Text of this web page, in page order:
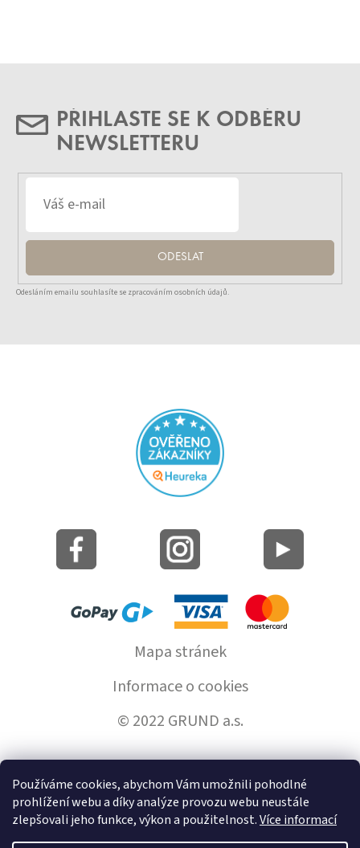
Používáme cookies, abychom Vám umožnili pohodlné
prohlížení webu a díky analýze provozu webu neustále
zlepšovali jeho funkce, výkon a použitelnost.Více informací
PŘIHLASTE SE K ODBĚRU
NEWSLETTERU
ODESLAT
Odesláním emailu souhlasíte se zpracováním osobních údajů.
Mapa stránek
Informace o cookies
© 2022 GRUND a.s.
Vytvořil Shoptet